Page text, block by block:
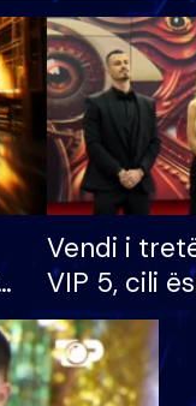
Vendi i
VIP 5, cili
radhës që